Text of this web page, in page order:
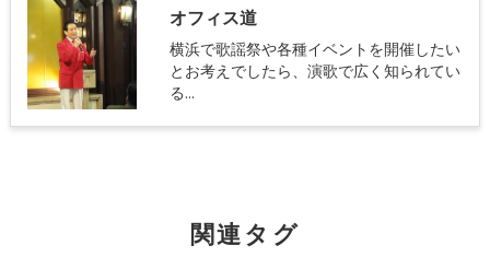
オフィス道
横浜で歌謡祭や各種イベントを開催したい
とお考えでしたら、演歌で広く知られてい
る…
関連タグ